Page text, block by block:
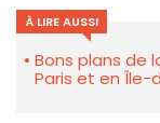
À LIRE AUSSI
Bons plans de
Paris et en Île-